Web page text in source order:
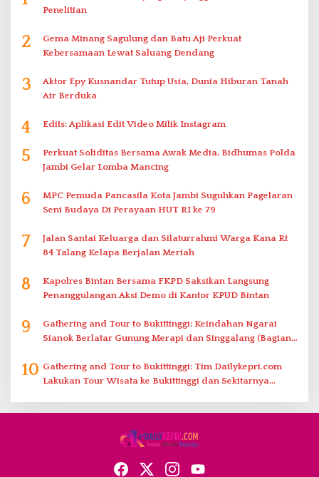
Penelitian
2
Gema Minang Sagulung dan Batu Aji Perkuat
Kebersamaan Lewat Saluang Dendang
3
Aktor Epy Kusnandar Tutup Usia, Dunia Hiburan Tanah
Air Berduka
4 Edits: Aplikasi Edit Video Milik Instagram
5
Perkuat Soliditas Bersama Awak Media, Bidhumas Polda
Jambi Gelar Lomba Mancing
6
MPC Pemuda Pancasila Kota Jambi Suguhkan Pagelaran
Seni Budaya Di Perayaan HUT RI ke 79
7
Jalan Santai Keluarga dan Silaturrahmi Warga Kana Rt
84 Talang Kelapa Berjalan Meriah
8
Kapolres Bintan Bersama FKPD Saksikan Langsung
Penanggulangan Aksi Demo di Kantor KPUD Bintan
9
Gathering and Tour to Bukittinggi: Keindahan Ngarai
Sianok Berlatar Gunung Merapi dan Singgalang (Bagian
10 Gathering and Tour to Bukittinggi: Tim Dailykepri.com
Lakukan Tour Wisata ke Bukittinggi dan Sekitarnya